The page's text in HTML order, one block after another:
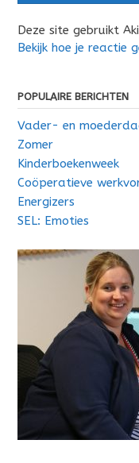
Deze site gebruikt
Bekijk hoe je reactie
POPULAIRE BERICHTEN
Vader- en
Zomer
Kinderboekenweek
Coöperatieve
Energizers
SEL: Emoties